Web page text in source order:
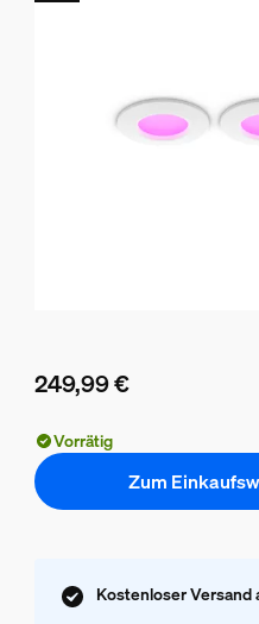
249,99 €
Vorrätig
Zum
Kostenloser Versand